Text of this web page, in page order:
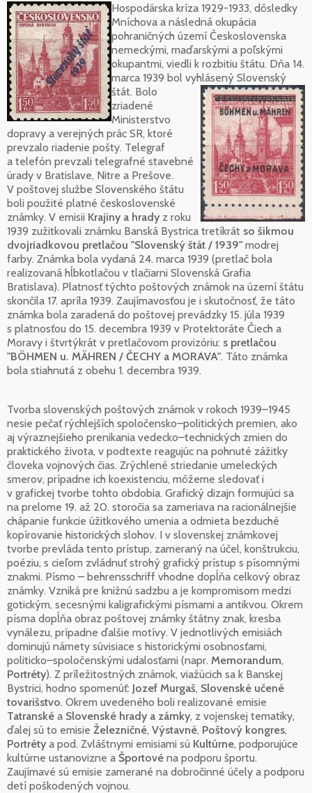
Hospodárska kríza 1929-1933, dôsledky
Mníchova a následná okupácia
pohraničných území Československa
nemeckými, maďarskými a poľskými
okupantmi, viedli k rozbitiu štátu. Dňa 14.
marca 1939 bol vyhlásený Slovenský
štát. Bolo
zriadené
Ministerstvo
dopravy a verejných prác SR, ktoré
prevzalo riadenie pošty. Telegraf
a telefón prevzali telegrafné stavebné
úrady v Bratislave, Nitre a Prešove.
V poštovej službe Slovenského štátu
boli použité platné československé
známky. V emisii Krajiny a hrady z roku
1939 zužitkovali známku Banská Bystrica tretíkrát so šikmou
dvojriadkovou pretlačou "Slovenský štát / 1939" modrej
farby. Známka bola vydaná 24. marca 1939 (pretlač bola
realizovaná hĺbkotlačou v tlačiarni Slovenská Grafia
Bratislava). Platnosť týchto poštových známok na území štátu
skončila 17. apríla 1939. Zaujímavosťou je i skutočnosť, že táto
známka bola zaradená do poštovej prevádzky 15. júla 1939
s platnosťou do 15. decembra 1939 v Protektoráte Čiech a
Moravy i štvrtýkrát v pretlačovom provizóriu: s pretlačou
"BÖHMEN u. MÄHREN / ČECHY a MORAVA". Táto známka
bola stiahnutá z obehu 1. decembra 1939.
Tvorba slovenských poštových známok v rokoch 1939–1945
nesie pečať rýchlejších spoločensko–politických premien, ako
aj výraznejšieho prenikania vedecko–technických zmien do
praktického života, v podtexte reagujúc na pohnuté zážitky
človeka vojnových čias. Zrýchlené striedanie umeleckých
smerov, prípadne ich koexistenciu, môžeme sledovať i
v grafickej tvorbe tohto obdobia. Grafický dizajn formujúci sa
na prelome 19. až 20. storočia sa zameriava na racionálnejšie
chápanie funkcie úžitkového umenia a odmieta bezduché
kopírovanie historických slohov. I v slovenskej známkovej
tvorbe prevláda tento prístup, zameraný na účel, konštrukciu,
poéziu, s cieľom zvládnuť strohý grafický prístup s písomnými
znakmi. Písmo – behrensschriff vhodne dopĺňa celkový obraz
známky. Vzniká pre knižnú sadzbu a je kompromisom medzi
gotickým, secesnými kaligrafickými písmami a antikvou. Okrem
písma dopĺňa obraz poštovej známky štátny znak, kresba
vynálezu, prípadne ďalšie motívy. V jednotlivých emisiách
dominujú námety súvisiace s historickými osobnosťami,
politicko–spoločenskými udalosťami (napr. Memorandum,
Portréty). Z príležitostných známok, viažúcich sa k Banskej
Bystrici, hodno spomenúť: Jozef Murgaš, Slovenské učené
tovarišstvo. Okrem uvedeného boli realizované emisie
Tatranské a Slovenské hrady a zámky, z vojenskej tematiky,
ďalej sú to emisie Železničné, Výstavné, Poštový kongres,
Portréty a pod. Zvláštnymi emisiami sú Kultúrne, podporujúce
kultúrne ustanovizne a Športové na podporu športu.
Zaujímavé sú emisie zamerané na dobročinné účely a podporu
detí poškodených vojnou.